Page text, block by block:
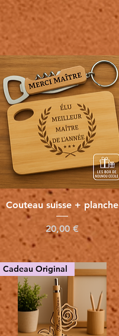
Vista rápida
Couteau suisse + planche
Precio
20,00 €
Cadeau Original